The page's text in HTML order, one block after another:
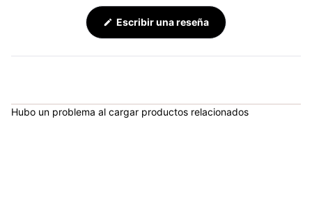
Escribir una reseña(Se
abre
en
nueva
Hubo un problema al cargar productos relacionados